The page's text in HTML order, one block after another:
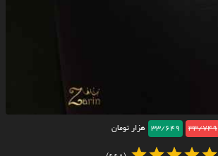
33/749
33/649 هزار تومان